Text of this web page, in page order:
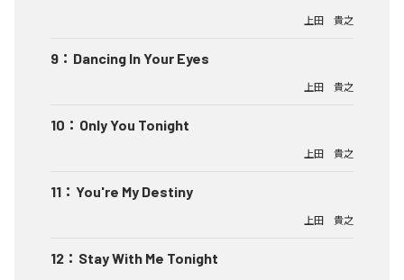
上田 貴之
9 ： Dancing In Your Eyes
上田 貴之
10 ： Only You Tonight
上田 貴之
11 ： You're My Destiny
上田 貴之
12 ： Stay With Me Tonight